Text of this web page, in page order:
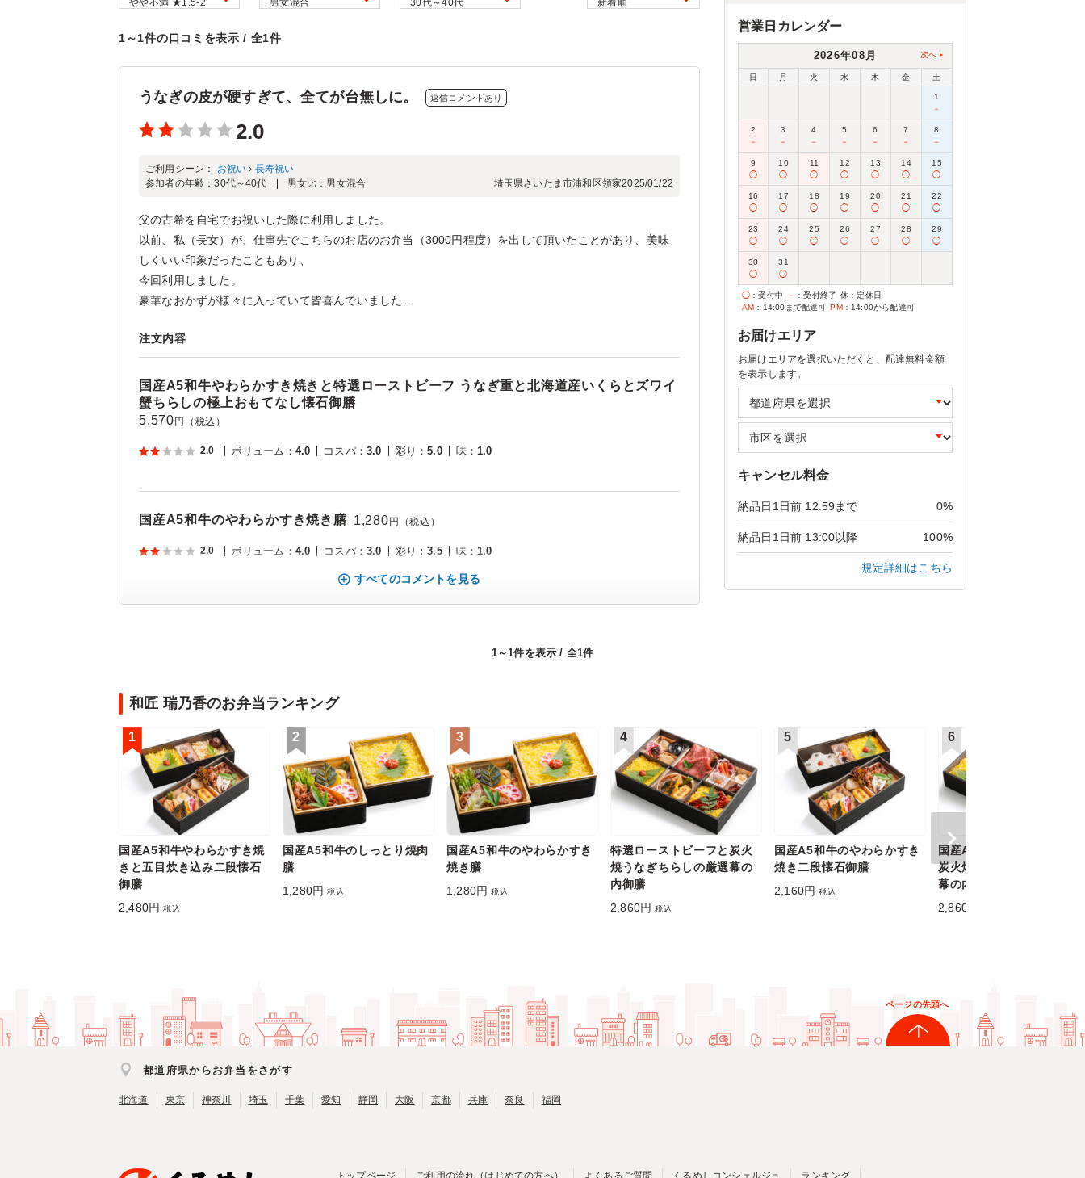
1～1件の口コミを表示 / 全1件
うなぎの皮が硬すぎて、全てが台無しに。 返信コメントあり
2.0
ご利用シーン： お祝い › 長寿祝い
参加者の年齢：30代～40代 男女比： 男女混合 埼玉県さいたま市浦和区領家2025/01/22
父の古希を自宅でお祝いした際に利用しました。
以前、私（長女）が、仕事先でこちらのお店のお弁当（3000円程度）を出して頂いたことがあり、美味
しくいい印象だったこともあり、
今回利用しました。
豪華なおかずが様々に入っていて皆喜んでいました...
注文内容
国産A5和牛やわらかすき焼きと特選ローストビーフ うなぎ重と北海道産いくらとズワイ
蟹ちらしの極上おもてなし懐石御膳
5,570 円（税込）
2.0 ボリューム ： 4.0 コスパ： 3.0 彩り ：5.0 味：1.0
国産A5和牛のやわらかすき焼き膳 1,280 円（税込）
2.0 ボリューム ： 4.0 コスパ： 3.0 彩り ：3.5 味：1.0
すべてのコメントを見る
営業日カレンダー
2026年08月 次へ
日 月 火 水 木 金 土
1
－
2
－
3
－
4
－
5
－
6
－
7
－
8
－
9
◯
10
◯
11
◯
12
◯
13
◯
14
◯
15
◯
16
◯
17
◯
18
◯
19
◯
20
◯
21
◯
22
◯
23
◯
24
◯
25
◯
26
◯
27
◯
28
◯
29
◯
30
◯
31
◯
◯ ：受付中 － ：受付終了 休 ：定休日
AM ：14:00まで配達可 PM：14:00から配達可
お届けエリア
お届けエリアを選択いただくと、配達無料金額
を表示します。
キャンセル料金
納品日1日前 12:59まで 0%
納品日1日前 13:00以降 100%
規定詳細はこちら
1～1件を表示 / 全1件
和匠 瑞乃香のお弁当ランキング
国産A5和牛やわらかすき焼
きと五目炊き込み二段懐石
御膳
1
2,480円税込
国産A5和牛のしっとり焼肉
膳
2
1,280円税込
国産A5和牛のやわらかすき
焼き膳
3
1,280円税込
特選ローストビーフと炭火
焼うなぎちらしの厳選幕の
内御膳
4
2,860円税込
国産A5和牛のやわらかすき
焼き二段懐石御膳
5
2,160円税込
国産A5和牛しっとり焼肉と
炭火焼うなぎちらしの厳選
幕の内御膳
6
2,860円
ページの先頭へ
都道府県からお弁当をさがす
北海道 東京 神奈川 埼玉 千葉 愛知 静岡 大阪 京都 兵庫 奈良 福岡
トップページ ご利用の流れ（はじめての方へ） よくあるご質問 くるめしコンシェルジュ ランキング